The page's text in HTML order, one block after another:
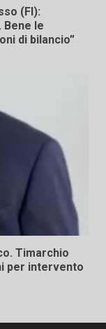
(FI):
Bene le
di bilancio”
Timarchio
per intervento